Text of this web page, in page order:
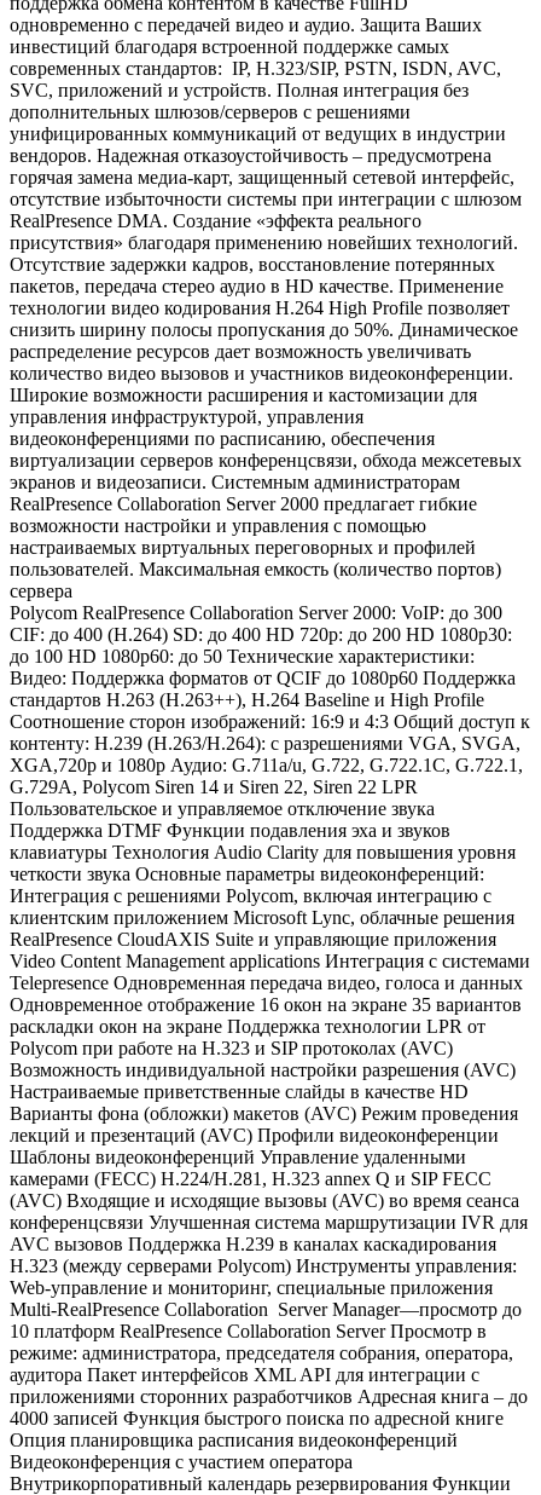
одновременно с передачей видео и аудио. Защита Ваших
инвестиций благодаря встроенной поддержке самых
современных стандартов: IP, H.323/SIP, PSTN, ISDN, AVC,
SVC, приложений и устройств. Полная интеграция без
дополнительных шлюзов/серверов с решениями
унифицированных коммуникаций от ведущих в индустрии
вендоров. Надежная отказоустойчивость – предусмотрена
горячая замена медиа-карт, защищенный сетевой интерфейс,
отсутствие избыточности системы при интеграции с шлюзом
RealPresence DMA. Создание «эффекта реального
присутствия» благодаря применению новейших технологий.
Отсутствие задержки кадров, восстановление потерянных
пакетов, передача стерео аудио в HD качестве. Применение
технологии видео кодирования H.264 High Profile позволяет
снизить ширину полосы пропускания до 50%. Динамическое
распределение ресурсов дает возможность увеличивать
количество видео вызовов и участников видеоконференции.
Широкие возможности расширения и кастомизации для
управления инфраструктурой, управления
видеоконференциями по расписанию, обеспечения
виртуализации серверов конференцсвязи, обхода межсетевых
экранов и видеозаписи. Системным администраторам
RealPresence Collaboration Server 2000 предлагает гибкие
возможности настройки и управления с помощью
настраиваемых виртуальных переговорных и профилей
пользователей. Максимальная емкость (количество портов)
сервера
Polycom RealPresence Collaboration Server 2000: VoIP: до 300
CIF: до 400 (H.264) SD: до 400 HD 720p: до 200 HD 1080p30:
до 100 HD 1080p60: до 50 Технические характеристики:
Видео: Поддержка форматов от QCIF до 1080p60 Поддержка
стандартов H.263 (H.263++), H.264 Baseline и High Profile
Соотношение сторон изображений: 16:9 и 4:3 Общий доступ к
контенту: H.239 (H.263/H.264): с разрешениями VGA, SVGA,
XGA,720p и 1080p Аудио: G.711a/u, G.722, G.722.1C, G.722.1,
G.729A, Polycom Siren 14 и Siren 22, Siren 22 LPR
Пользовательское и управляемое отключение звука
Поддержка DTMF Функции подавления эха и звуков
клавиатуры Технология Audio Clarity для повышения уровня
четкости звука Основные параметры видеоконференций:
Интеграция с решениями Polycom, включая интеграцию с
клиентским приложением Microsoft Lync, облачные решения
RealPresence CloudAXIS Suite и управляющие приложения
Video Content Management applications Интеграция с системами
Telepresence Одновременная передача видео, голоса и данных
Одновременное отображение 16 окон на экране 35 вариантов
раскладки окон на экране Поддержка технологии LPR от
Polycom при работе на H.323 и SIP протоколах (AVC)
Возможность индивидуальной настройки разрешения (AVC)
Настраиваемые приветственные слайды в качестве HD
Варианты фона (обложки) макетов (AVC) Режим проведения
лекций и презентаций (AVC) Профили видеоконференции
Шаблоны видеоконференций Управление удаленными
камерами (FECC) H.224/H.281, H.323 annex Q и SIP FECC
(AVC) Входящие и исходящие вызовы (AVC) во время сеанса
конференцсвязи Улучшенная система маршрутизации IVR для
AVC вызовов Поддержка H.239 в каналах каскадирования
H.323 (между серверами Polycom) Инструменты управления:
Web-управление и мониторинг, специальные приложения
Multi-RealPresence Collaboration Server Manager—просмотр до
10 платформ RealPresence Collaboration Server Просмотр в
режиме: администратора, председателя собрания, оператора,
аудитора Пакет интерфейсов XML API для интеграции с
приложениями сторонних разработчиков Адресная книга – до
4000 записей Функция быстрого поиска по адресной книге
Опция планировщика расписания видеоконференций
Видеоконференция с участием оператора
Внутрикорпоративный календарь резервирования Функции